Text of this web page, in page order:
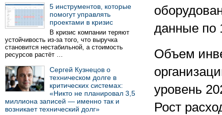
5 инструментов, которые
помогут управлять
проектами в кризис
В кризис компании теряют
устойчивость из-за того, что выручка
становится нестабильной, а стоимость
ресурсов растёт …
Сергей Кузнецов о
техническом долге в
критических системах:
«Никто не планировал 3,5
миллиона записей — именно так и
возникает технический долг»
данные по
Объем
уровень
Рост